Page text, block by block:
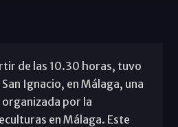
de las 10.30 horas, tuvo
Ignacio, en Málaga, una
por la
en Málaga. Este